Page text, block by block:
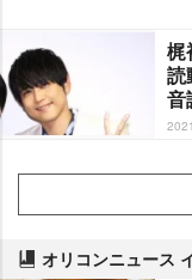
梶
読
音
オリコンニュース